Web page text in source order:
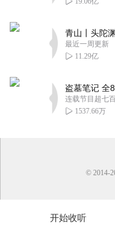
最近一周更新
11.29亿
连载节目超七
1537.66万
开始收听
© 2014-